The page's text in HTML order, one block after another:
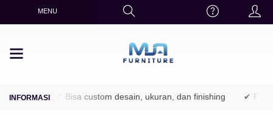
MENU
✔ Bisa custom desain, ukuran, dan finishing ✔